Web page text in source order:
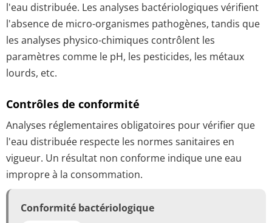
l'eau distribuée. Les analyses bactériologiques vérifient
l'absence de micro-organismes pathogènes, tandis que
les analyses physico-chimiques contrôlent les
paramètres comme le pH, les pesticides, les métaux
lourds, etc.
Contrôles de conformité
Analyses réglementaires obligatoires pour vérifier que
l'eau distribuée respecte les normes sanitaires en
vigueur. Un résultat non conforme indique une eau
impropre à la consommation.
Conformité bactériologique